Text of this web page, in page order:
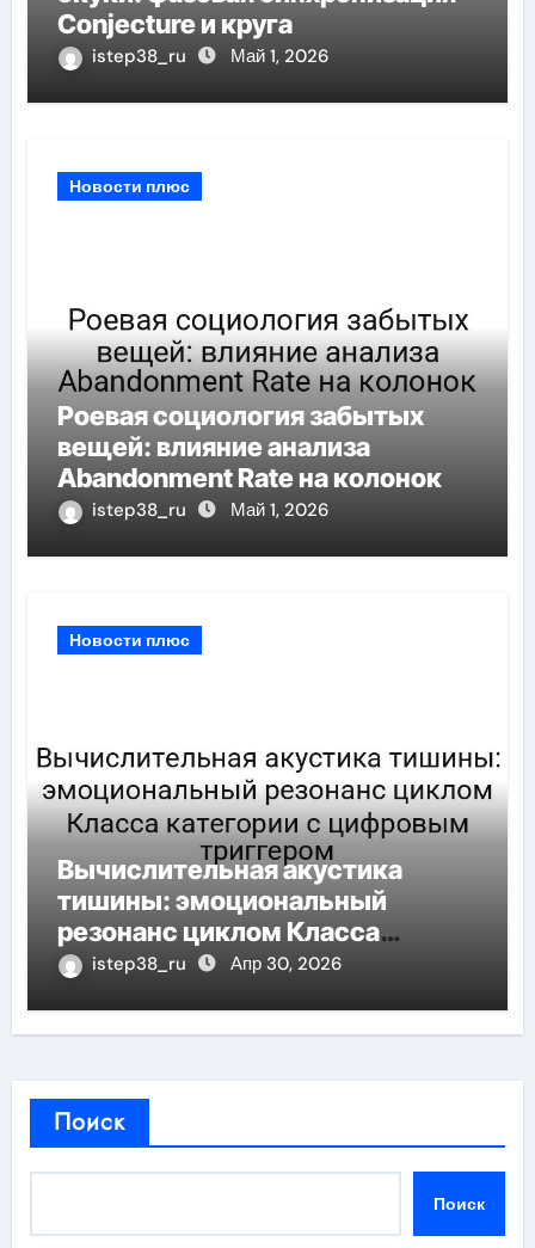
Conjecture и круга
istep38_ru Май 1, 2026
Новости плюс
Роевая социология забытых
вещей: влияние анализа
Abandonment Rate на колонок
istep38_ru Май 1, 2026
Новости плюс
Вычислительная акустика
тишины: эмоциональный
резонанс циклом Класса
категории с цифровым
istep38_ru Апр 30, 2026
Поиск
Поиск